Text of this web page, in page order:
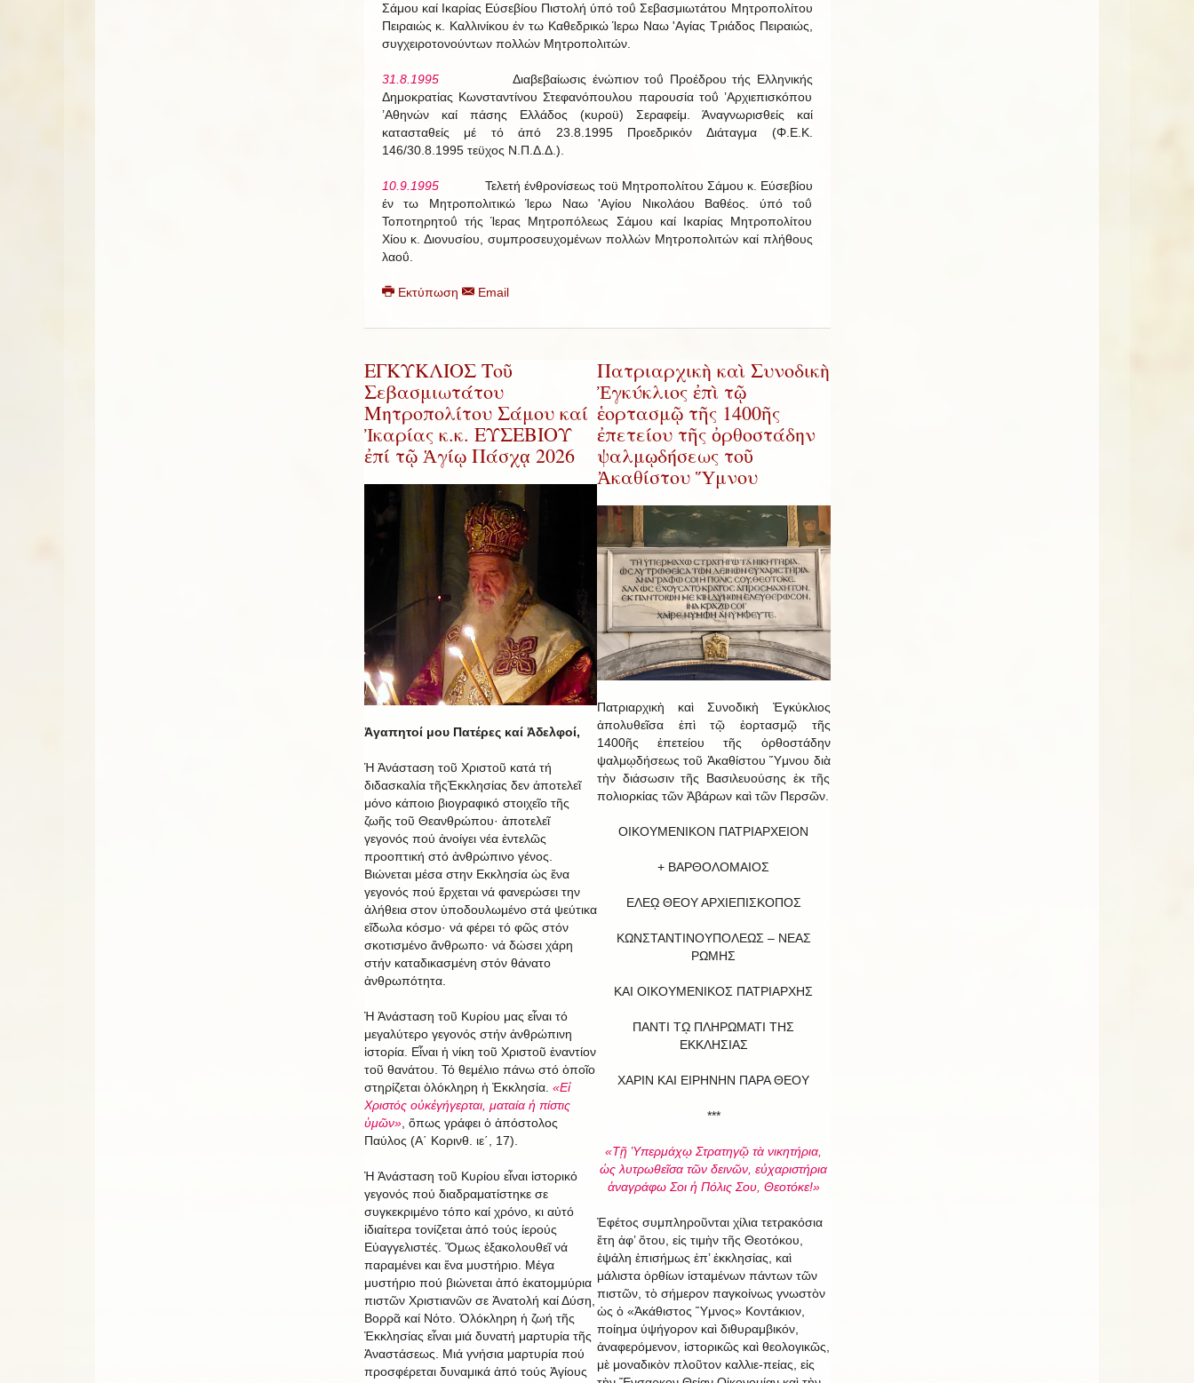
Σάμου καί Ικαρίας Εύσεβίου Πιστολή ύπό τοΰ Σεβασμιωτάτου Μητροπολίτου
Πειραιώς κ. Καλλινίκου έν τω Καθεδρικώ Ίερω Ναω 'Αγίας Τριάδος Πειραιώς,
συγχειροτονούντων πολλών Μητροπολιτών.
31.8.1995Διαβεβαίωσις ένώπιον τοΰ Προέδρου τής Ελληνικής
Δημοκρατίας Κωνσταντίνου Στεφανόπουλου παρουσία τοΰ ’Αρχιεπισκόπου
’Αθηνών καί πάσης Ελλάδος (κυροϋ) Σεραφείμ. Άναγνωρισθείς καί
κατασταθείς μέ τό άπό 23.8.1995 Προεδρικόν Διάταγμα (Φ.Ε.Κ.
146/30.8.1995 τεϋχος Ν.Π.Δ.Δ.).
10.9.1995Τελετή ένθρονίσεως τοϋ Μητροπολίτου Σάμου κ. Εύσεβίου
έν τω Μητροπολιτικώ Ίερω Ναω 'Αγίου Νικολάου Βαθέος. ύπό τοΰ
Τοποτηρητοΰ τής Ίερας Μητροπόλεως Σάμου καί Ικαρίας Μητροπολίτου
Χίου κ. Διονυσίου, συμπροσευχομένων πολλών Μητροπολιτών καί πλήθους
λαοΰ.
Εκτύπωση Email
ΕΓΚΥΚΛΙΟΣ Τοῦ
Σεβασμιωτάτου
Μητροπολίτου Σάμου καί
Ἰκαρίας κ.κ. ΕΥΣΕΒΙΟΥ
ἐπί τῷ Ἁγίῳ Πάσχᾳ 2026
Ἀγαπητοί μου Πατέρες καί Ἀδελφοί,
Ἡ Ἀνάσταση τοῦ Χριστοῦ κατά τή
διδασκαλία τῆςἘκκλησίας δεν ἀποτελεῖ
μόνο κάποιο βιογραφικό στοιχεῖο τῆς
ζωῆς τοῦ Θεανθρώπου· ἀποτελεῖ
γεγονός πού ἀνοίγει νέα ἐντελῶς
προοπτική στό ἀνθρώπινο γένος.
Βιώνεται μέσα στην Εκκλησία ὡς ἕνα
γεγονός πού ἔρχεται νά φανερώσει την
ἀλήθεια στον ὑποδουλωμένο στά ψεύτικα
εἴδωλα κόσμο· νά φέρει τό φῶς στόν
σκοτισμένο ἄνθρωπο· νά δώσει χάρη
στήν καταδικασμένη στόν θάνατο
ἀνθρωπότητα.
Ἡ Ἀνάσταση τοῦ Κυρίου μας εἶναι τό
μεγαλύτερο γεγονός στήν ἀνθρώπινη
ἱστορία. Εἶναι ἡ νίκη τοῦ Χριστοῦ ἐναντίον
τοῦ θανάτου. Τό θεμέλιο πάνω στό ὁποῖο
στηρίζεται ὁλόκληρη ἡ Ἐκκλησία. «Εἰ
Χριστός οὐκἐγήγερται, ματαία ἡ πίστις
ὑμῶν», ὅπως γράφει ὁ ἀπόστολος
Παύλος (Α΄ Κορινθ. ιε΄, 17).
Ἡ Ἀνάσταση τοῦ Κυρίου εἶναι ἱστορικό
γεγονός πού διαδραματίστηκε σε
συγκεκριμένο τόπο καί χρόνο, κι αὐτό
ἰδιαίτερα τονίζεται ἀπό τούς ίερούς
Εὐαγγελιστές. Ὅμως ἐξακολουθεῖ νά
παραμένει και ἕνα μυστήριο. Μέγα
μυστήριο πού βιώνεται ἀπό ἑκατομμύρια
πιστῶν Χριστιανῶν σε Ἀνατολή καί Δύση,
Βορρᾶ καί Νότο. Ὁλόκληρη ἡ ζωή τῆς
Ἐκκλησίας εἶναι μιά δυνατή μαρτυρία τῆς
Ἀναστάσεως. Μιά γνήσια μαρτυρία πού
προσφέρεται δυναμικά ἀπό τούς Ἁγίους
Πατριαρχικὴ καὶ Συνοδικὴ
Ἐγκύκλιος ἐπὶ τῷ
ἑορτασμῷ τῆς 1400ῆς
ἐπετείου τῆς ὀρθοστάδην
ψαλμῳδήσεως τοῦ
Ἀκαθίστου Ὕμνου
Πατριαρχικὴ καὶ Συνοδικὴ Ἐγκύκλιος
ἀπολυθεῖσα ἐπὶ τῷ ἑορτασμῷ τῆς
1400ῆς ἐπετείου τῆς ὀρθοστάδην
ψαλμῳδήσεως τοῦ Ἀκαθίστου Ὕμνου διὰ
τὴν διάσωσιν τῆς Βασιλευούσης ἐκ τῆς
πολιορκίας τῶν Ἀβάρων καὶ τῶν Περσῶν.
ΟΙΚΟΥΜΕΝΙΚΟΝ ΠΑΤΡΙΑΡΧΕΙΟΝ
+ ΒΑΡΘΟΛΟΜΑΙΟΣ
ΕΛΕῼ ΘΕΟΥ ΑΡΧΙΕΠΙΣΚΟΠΟΣ
ΚΩΝΣΤΑΝΤΙΝΟΥΠΟΛΕΩΣ – ΝΕΑΣ
ΡΩΜΗΣ
ΚΑΙ ΟΙΚΟΥΜΕΝΙΚΟΣ ΠΑΤΡΙΑΡΧΗΣ
ΠΑΝΤΙ Τῼ ΠΛΗΡΩΜΑΤΙ ΤΗΣ
ΕΚΚΛΗΣΙΑΣ
ΧΑΡΙΝ ΚΑΙ ΕΙΡΗΝΗΝ ΠΑΡΑ ΘΕΟΥ
***
«Τῇ Ὑπερμάχῳ Στρατηγῷ τὰ νικητήρια,
ὡς λυτρωθεῖσα τῶν δεινῶν, εὐχαριστήρια
ἀναγράφω Σοι ἡ Πόλις Σου, Θεοτόκε!»
Ἐφέτος συμπληροῦνται χίλια τετρακόσια
ἔτη ἀφ’ ὅτου, εἰς τιμὴν τῆς Θεοτόκου,
ἐψάλη ἐπισήμως ἐπ’ ἐκκλησίας, καὶ
μάλιστα ὀρθίων ἱσταμένων πάντων τῶν
πιστῶν, τὸ σήμερον παγκοίνως γνωστὸν
ὡς ὁ «Ἀκάθιστος Ὕμνος» Κοντάκιον,
ποίημα ὑψήγορον καὶ διθυραμβικόν,
ἀναφερόμενον, ἱστορικῶς καὶ θεολογικῶς,
μὲ μοναδικὸν πλοῦτον καλλιε-πείας, εἰς